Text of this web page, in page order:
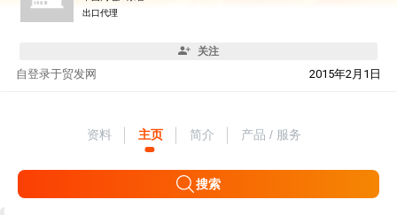
出口代理
关注
自 2015年2月1日
登录于贸发网
资料 主页 简介 产品 / 服务
搜索